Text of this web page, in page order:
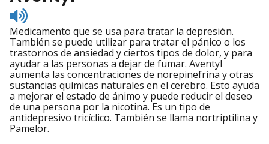
Listen
to
pronunciation
Medicamento que se usa para tratar la depresión.
También se puede utilizar para tratar el pánico o los
trastornos de ansiedad y ciertos tipos de dolor, y para
ayudar a las personas a dejar de fumar. Aventyl
aumenta las concentraciones de norepinefrina y otras
sustancias químicas naturales en el cerebro. Esto ayuda
a mejorar el estado de ánimo y puede reducir el deseo
de una persona por la nicotina. Es un tipo de
antidepresivo tricíclico. También se llama nortriptilina y
Pamelor.